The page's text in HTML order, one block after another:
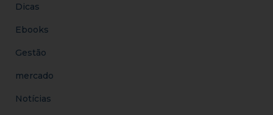
Dicas
Ebooks
Gestão
mercado
Notícias